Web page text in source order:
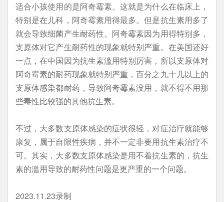
适合小孩使用的是阿奇霉素。这就是为什么在临床上，
特别是在儿科，阿奇霉素用得最多。但是抗生素用多了
就会导致细菌产生耐药性。阿奇霉素因为用得特别多，
支原体对它产生耐药性的现象就特别严重。在美国还好
一点，在中国因为抗生素滥用特别厉害，所以支原体对
阿奇霉素的耐药现象就特别严重，百分之九十几以上的
支原体感染都耐药，导致阿奇霉素没用，就不得不用那
些毒性比较强的其他抗生素。
不过，大多数支原体感染的症状很轻，对症治疗就能够
康复，属于自限性疾病，并不一定非要用抗生素治疗不
可。其实，大多数支原体感染是用不着抗生素的，抗生
素的滥用导致的耐药性问题是更严重的一个问题。
2023.11.23录制